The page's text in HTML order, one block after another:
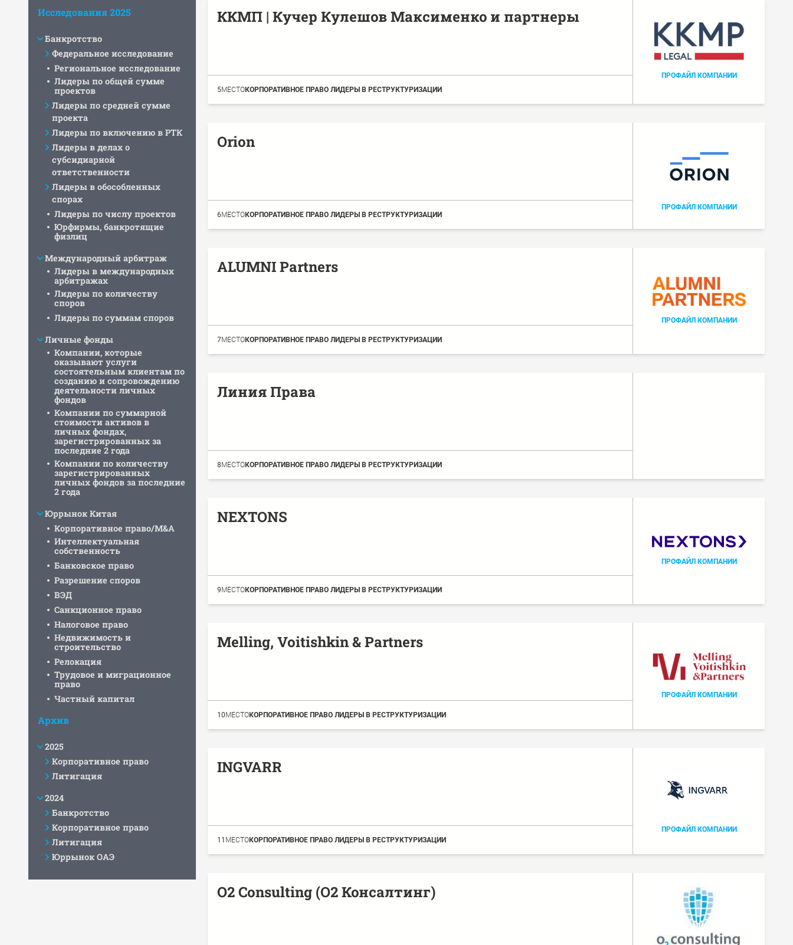
Исследования 2025
Банкротство
Федеральное исследование
Региональное исследование
Лидеры по общей сумме
проектов
Лидеры по средней сумме
проекта
Лидеры по включению в РТК
Лидеры в делах о
субсидиарной
ответственности
Лидеры в обособленных
спорах
Лидеры по числу проектов
Юрфирмы, банкротящие
физлиц
Международный арбитраж
Лидеры в международных
арбитражах
Лидеры по количеству
споров
Лидеры по суммам споров
Личные фонды
Компании, которые
оказывают услуги
состоятельным клиентам по
созданию и сопровождению
деятельности личных
фондов
Компании по суммарной
стоимости активов в
личных фондах,
зарегистрированных за
последние 2 года
Компании по количеству
зарегистрированных
личных фондов за последние
2 года
Юррынок Китая
Корпоративное право/M&A
Интеллектуальная
собственность
Банковское право
Разрешение споров
ВЭД
Санкционное право
Налоговое право
Недвижимость и
строительство
Релокация
Трудовое и миграционное
право
Частный капитал
Архив
2025
Корпоративное право
Литигация
2024
Банкротство
Корпоративное право
Литигация
Юррынок ОАЭ
ККМП | Кучер Кулешов Максименко и партнеры
5МЕСТОКОРПОРАТИВНОЕ ПРАВО ЛИДЕРЫ В РЕСТРУКТУРИЗАЦИИ
ПРОФАЙЛ КОМПАНИИ
Orion
6МЕСТОКОРПОРАТИВНОЕ ПРАВО ЛИДЕРЫ В РЕСТРУКТУРИЗАЦИИ
ПРОФАЙЛ КОМПАНИИ
ALUMNI Partners
7МЕСТОКОРПОРАТИВНОЕ ПРАВО ЛИДЕРЫ В РЕСТРУКТУРИЗАЦИИ
ПРОФАЙЛ КОМПАНИИ
Линия Права
8МЕСТОКОРПОРАТИВНОЕ ПРАВО ЛИДЕРЫ В РЕСТРУКТУРИЗАЦИИ
NEXTONS
9МЕСТОКОРПОРАТИВНОЕ ПРАВО ЛИДЕРЫ В РЕСТРУКТУРИЗАЦИИ
ПРОФАЙЛ КОМПАНИИ
Melling, Voitishkin & Partners
10МЕСТОКОРПОРАТИВНОЕ ПРАВО ЛИДЕРЫ В РЕСТРУКТУРИЗАЦИИ
ПРОФАЙЛ КОМПАНИИ
INGVARR
11 МЕСТОКОРПОРАТИВНОЕ ПРАВО ЛИДЕРЫ В РЕСТРУКТУРИЗАЦИИ
ПРОФАЙЛ КОМПАНИИ
O2 Consulting (О2 Консалтинг)